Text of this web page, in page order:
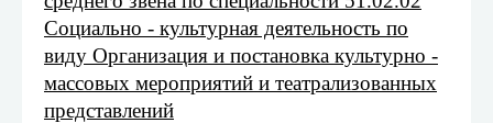
Социально - культурная деятельность по
виду Организация и постановка культурно -
массовых мероприятий и театрализованных
представлений